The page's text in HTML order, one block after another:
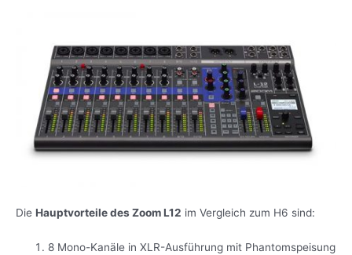
Die Hauptvorteile des Zoom L12 im Vergleich zum H6 sind:
8 Mono-Kanäle in XLR-Ausführung mit Phantomspeisung